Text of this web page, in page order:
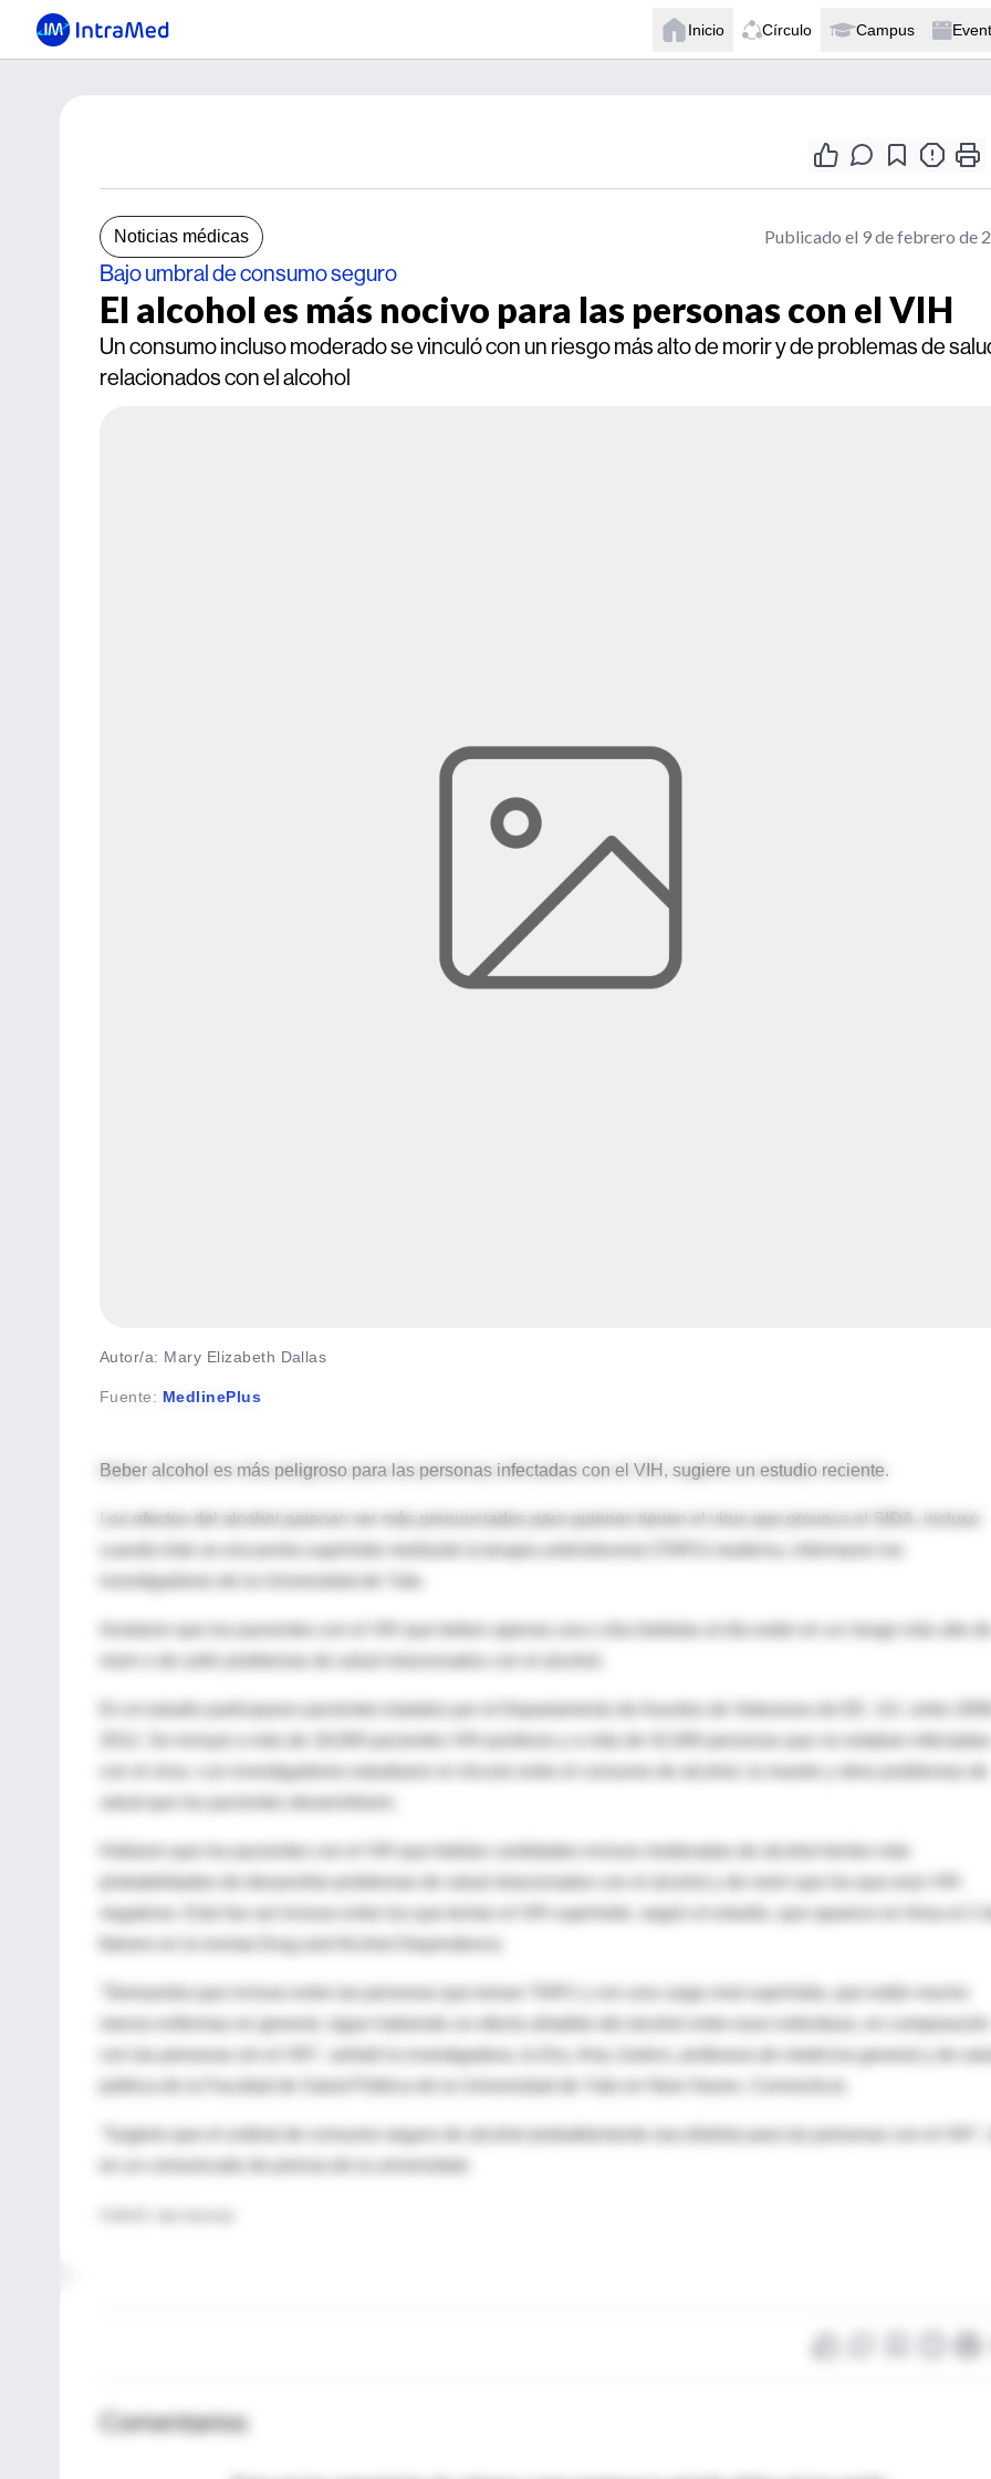
Inicio Círculo Campus
Noticias médicas Publicado el 9 de febrero de
Bajo umbral de consumo seguro
El alcohol es más nocivo para las personas con el VIH
Un consumo incluso moderado se vinculó con un riesgo más alto de morir y de problemas de
relacionados con el alcohol
Autor/a: Mary Elizabeth Dallas
Fuente: MedlinePlus
Beber alcohol es más peligroso para las personas infectadas con el VIH, sugiere un estudio reciente.
Los efectos del alcohol parecen ser más pronunciados para quienes tienen el virus que provoca el SIDA, incluso
cuando éste se encuentra suprimido mediante la terapia antirretroviral (TARV) moderna, informaron los
investigadores de la Universidad de Yale.
Anotaron que los pacientes con el VIH que beben apenas una o dos bebidas al día están en un riesgo más alto de
con el virus. Los investigadores estudiaron el vínculo entre el consumo de alcohol, la muerte y otros problemas de
negativos. Esto fue así incluso entre los que tenían el VIH suprimido, según el estudio, que aparece en línea el 2
febrero en la revista Drug and Alcohol Dependence.
"Demuestra que incluso entre las personas que toman TARV y con una carga viral suprimida, que están mucho
menos enfermas en general, sigue habiendo un efecto añadido del alcohol entre esos individuos, en comparación
con las personas sin el VIH", señaló la investigadora, la Dra. Amy Justice, profesora de medicina general y de
"Sugiere que el umbral de consumo seguro de alcohol probablemente sea distinto para las personas con el VIH",
Comentarios